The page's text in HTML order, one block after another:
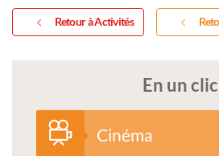
Retour à Activités
En un clic
Cinéma